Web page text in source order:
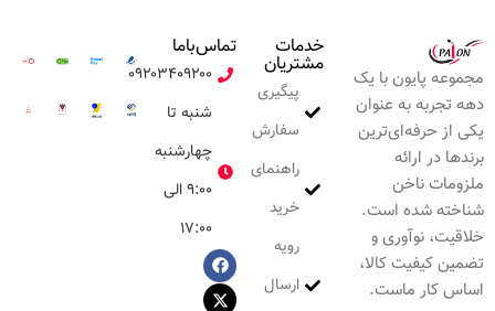
مجموعه پایون با یک
دهه تجربه به عنوان
یکی از حرفه‌ای‌ترین
برندها در ارائه
ملزومات ناخن
شناخته شده است.
خلاقیت، نوآوری و
تضمین کیفیت کالا،
اساس کار ماست.
خدمات
مشتریان
پیگیری
سفارش
راهنمای
خرید
رویه
ارسال
تماس‌با‌ما
۰۹۲۰۳۴۰۹۲۰۰
شنبه تا
چهارشنبه
۹:۰۰ الی
۱۷:۰۰